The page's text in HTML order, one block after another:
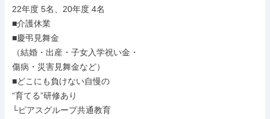
22年度 5名、20年度 4名
■介護休業
■慶弔見舞金
（結婚・出産・子女入学祝い金・
傷病・災害見舞金など）
■どこにも負けない自慢の
“育てる”研修あり
└ピアスグループ共通教育